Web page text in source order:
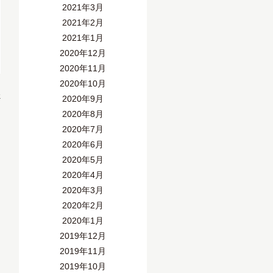
2021年3月
2021年2月
2021年1月
2020年12月
2020年11月
2020年10月
2020年9月
2020年8月
2020年7月
2020年6月
2020年5月
2020年4月
2020年3月
2020年2月
2020年1月
2019年12月
2019年11月
2019年10月